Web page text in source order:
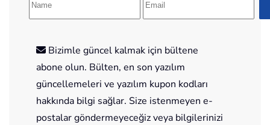
Bizimle güncel kalmak için bültene
abone olun. Bülten, en son yazılım
güncellemeleri ve yazılım kupon kodları
hakkında bilgi sağlar. Size istenmeyen e-
postalar göndermeyeceğiz veya bilgilerinizi